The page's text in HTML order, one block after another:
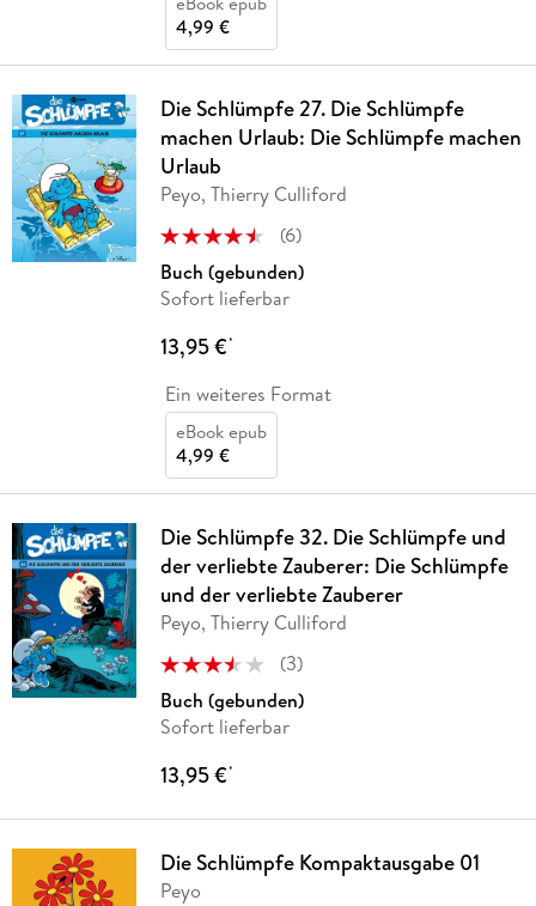
4,99 €
Die Schlümpfe 27. Die Schlümpfe
machen Urlaub: Die Schlümpfe machen
Urlaub
Peyo, Thierry Culliford
(6)
Buch (gebunden)
Sofort lieferbar
13,95 €*
Ein weiteres Format
eBook epub
4,99 €
Die Schlümpfe 32. Die Schlümpfe und
der verliebte Zauberer: Die Schlümpfe
und der verliebte Zauberer
Peyo, Thierry Culliford
(3)
Buch (gebunden)
Sofort lieferbar
13,95 €*
Die Schlümpfe Kompaktausgabe 01
Peyo